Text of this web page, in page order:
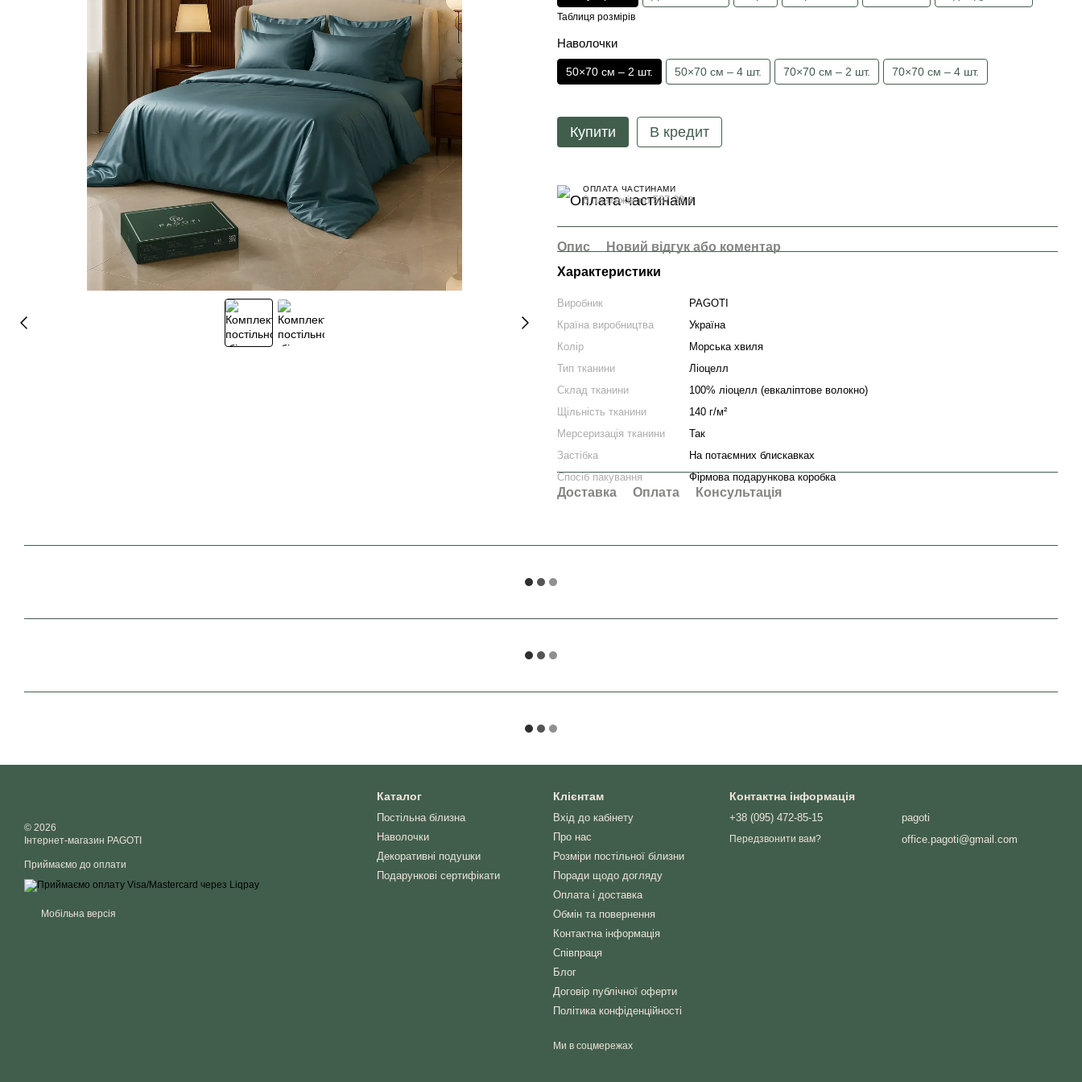
Таблиця розмірів
Наволочки
50×70 см – 2 шт. 50×70 см – 4 шт. 70×70 см – 2 шт. 70×70 см – 4 шт.
Купити В кредит
ОПЛАТА ЧАСТИНАМИ
8 платежів по 587.38 ₴
Опис
Новий відгук або коментар
Характеристики
Виробник
PAGOTI
Країна виробництва
Україна
Колір
Морська хвиля
Тип тканини
Ліоцелл
Склад тканини
100% ліоцелл (евкаліптове волокно)
Щільність тканини
140 г/м²
Мерсеризація тканини
Так
Застібка
На потаємних блискавках
Спосіб пакування
Фірмова подарункова коробка
Доставка Оплата Консультація
© 2026
Інтернет-магазин PAGOTI
Приймаємо до оплати
Мобільна версія
Каталог
Постільна білизна
Наволочки
Декоративні подушки
Подарункові сертифікати
Клієнтам
Вхід до кабінету
Про нас
Розміри постільної білизни
Поради щодо догляду
Оплата і доставка
Обмін та повернення
Контактна інформація
Співпраця
Блог
Договір публічної оферти
Політика конфіденційності
Ми в соцмережах
Контактна інформація
+38 (095) 472-85-15
Передзвонити вам?
pagoti
office.pagoti@gmail.com